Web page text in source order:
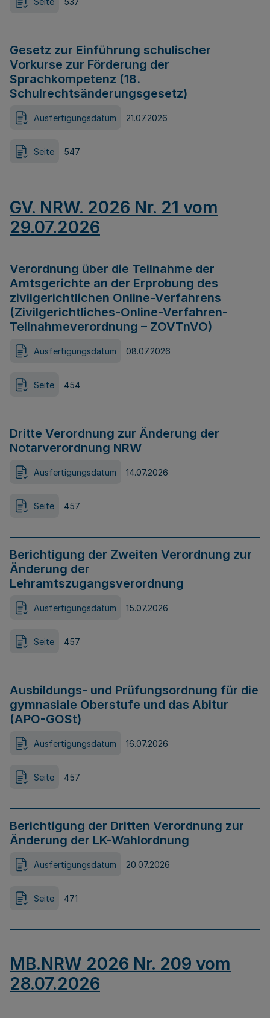
Gesetz zur Einführung schulischer
Vorkurse zur Förderung der
Sprachkompetenz (18.
Schulrechtsänderungsgesetz)
Ausfertigungsdatum 21.07.2026
Seite 547
GV. NRW. 2026 Nr. 21 vom
29.07.2026
Verordnung über die Teilnahme der
Amtsgerichte an der Erprobung des
zivilgerichtlichen Online-Verfahrens
(Zivilgerichtliches-Online-Verfahren-
Teilnahmeverordnung – ZOVTnVO)
Ausfertigungsdatum 08.07.2026
Seite 454
Dritte Verordnung zur Änderung der
Notarverordnung NRW
Ausfertigungsdatum 14.07.2026
Seite 457
Berichtigung der Zweiten Verordnung zur
Änderung der
Lehramtszugangsverordnung
Ausfertigungsdatum 15.07.2026
Seite 457
Ausbildungs- und Prüfungsordnung für die
gymnasiale Oberstufe und das Abitur
(APO-GOSt)
Ausfertigungsdatum 16.07.2026
Seite 457
Berichtigung der Dritten Verordnung zur
Änderung der LK-Wahlordnung
Ausfertigungsdatum 20.07.2026
Seite 471
MB.NRW 2026 Nr. 209 vom
28.07.2026